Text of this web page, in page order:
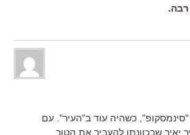
רבה.
כשהיה עוד ב"העיר". עם
יאיר שבכוונתו להעביר את הטור